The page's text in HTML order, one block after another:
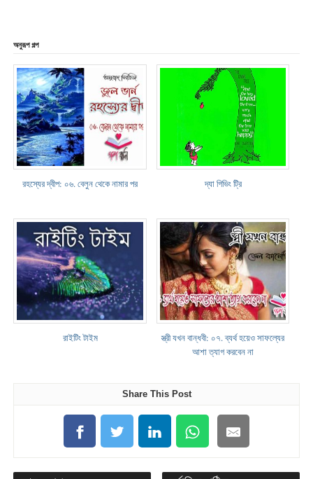
অনুরূপ গল্প
রহস্যের দ্বীপ: ০৬. বেলুন থেকে নামার পর দ্যা গিভিং ট্রি
রাইটিং টাইম
স্ত্রী যখন বান্ধবী: ০৭. ব্যর্থ হয়েও সাফল্যের
আশা ত্যাগ করবেন না
Share This Post